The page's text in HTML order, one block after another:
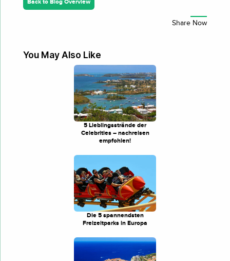
Back to Blog Overview
You May Also Like
5 Lieblingsstrände der
Celebrities – nachreisen
empfohlen!
Die 5 spannendsten
Freizeitparks in Europa